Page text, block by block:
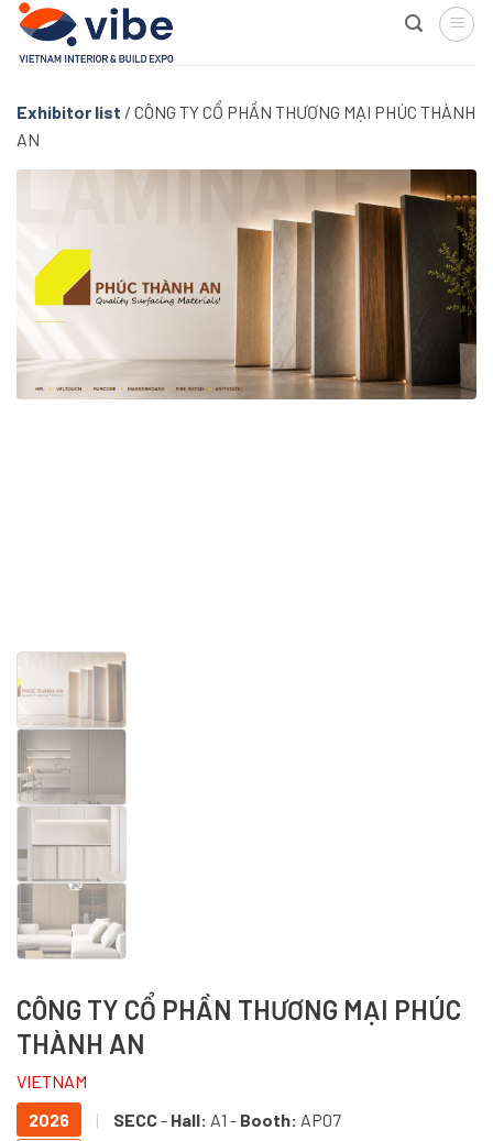
Skip
content
Exhibitor list / CÔNG TY CỔ PHẦN THƯƠNG MẠI PHÚC THÀNH
AN
CÔNG TY CỔ PHẦN THƯƠNG MẠI PHÚC
THÀNH AN
VIETNAM
2026
| SECC- Hall: A1 - Booth: AP07